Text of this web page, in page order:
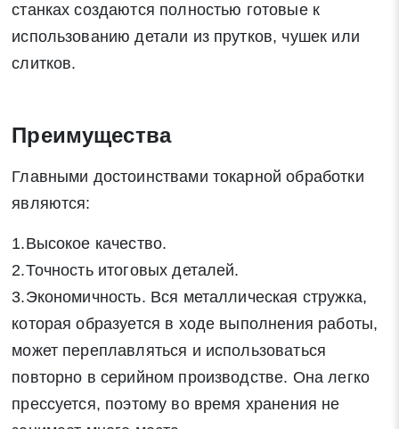
станках создаются полностью готовые к
использованию детали из прутков, чушек или
слитков.
Преимущества
Главными достоинствами токарной обработки
являются:
1.Высокое качество.
2.Точность итоговых деталей.
3.Экономичность. Вся металлическая стружка,
которая образуется в ходе выполнения работы,
может переплавляться и использоваться
повторно в серийном производстве. Она легко
прессуется, поэтому во время хранения не